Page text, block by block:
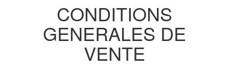
CONDITIONS
GENERALES DE
VENTE